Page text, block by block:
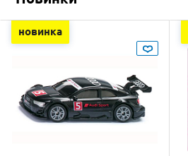
новинка